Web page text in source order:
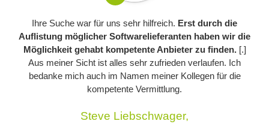
Ihre Suche war für uns sehr hilfreich. Erst durch die
Auflistung möglicher Softwarelieferanten haben wir die
Möglichkeit gehabt kompetente Anbieter zu finden. [.]
Aus meiner Sicht ist alles sehr zufrieden verlaufen. Ich
bedanke mich auch im Namen meiner Kollegen für die
kompetente Vermittlung.
Steve Liebschwager,